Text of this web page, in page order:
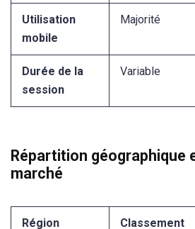
Utilisation
mobile
Majorité
Durée de la
session
Variable
Répartition géographique
marché
Région
Classement